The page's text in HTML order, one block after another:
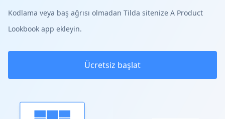
Kodlama veya baş ağrısı olmadan Tilda sitenize A Product
Lookbook app ekleyin.
Ücretsiz başlat